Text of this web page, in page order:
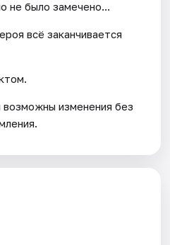
не было замечено...
всё заканчивается
возможны изменения без